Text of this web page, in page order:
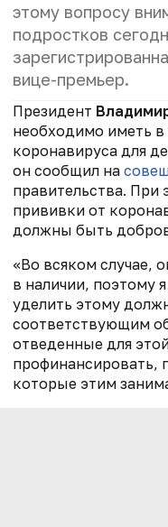
этому вопросу
подростков
вице-премьер.
Президент
необходимо иметь
коронавируса для
он сообщил на
правительства. При
прививки от
должны быть
«Во всяком случае,
в наличии, поэтому
уделить этому
соответствующим
отведенные для
профинансировать,
которые этим